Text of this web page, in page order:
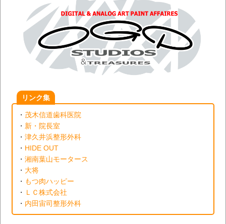
リンク集
・ 茂木信道歯科医院
・ 新・院長室
・津久井浜整形外科
・ HIDE OUT
・湘南葉山モータース
・ 大将
・ もつ肉ハッピー
・ ＬＣ株式会社
・ 内田宙司整形外科